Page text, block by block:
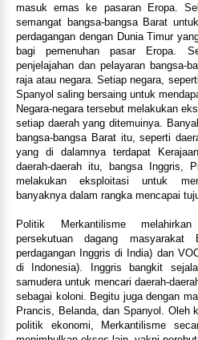
masuk emas ke pasaran Eropa.
semangat bangsa-bangsa Barat
perdagangan dengan Dunia Timur
bagi pemenuhan pasar Eropa.
penjelajahan dan pelayaran bangsa-
raja atau negara. Setiap negara,
Spanyol saling bersaing untuk
Negara-negara tersebut melakukan
setiap daerah yang ditemuinya.
bangsa-bangsa Barat itu, seperti
yang di dalamnya terdapat
daerah-daerah itu, bangsa Inggris,
melakukan eksploitasi untuk
banyaknya dalam rangka mencapai
Politik Merkantilisme
persekutuan dagang
perdagangan Inggris di India) dan
di Indonesia). Inggris bangkit
samudera untuk mencari daerah-
sebagai koloni. Begitu juga dengan
Prancis, Belanda, dan Spanyol. Oleh
politik ekonomi, Merkantilisme